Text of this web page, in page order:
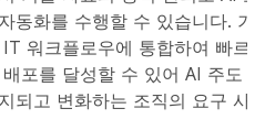
동화를 수행할 수 있습니다. 기
워크플로우에 통합하여 빠르
포를 달성할 수 있어 AI 주도
되고 변화하는 조직의 요구 사